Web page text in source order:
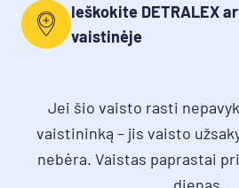
Ieškokite DETRALEX
vaistinėje
Jei šio vaisto rasti
vaistininką – jis vaisto